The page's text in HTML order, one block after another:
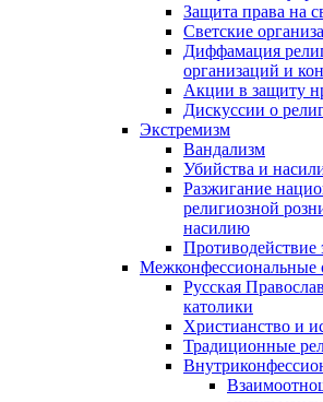
Защита права на
Светские
Диффамация
организаций и
Акции в защиту
Дискуссии о
Экстремизм
Вандализм
Убийства и
Разжигание
религиозной
насилию
Противодействие
Межконфессиональные
Русская
католики
Христианство и
Традиционные